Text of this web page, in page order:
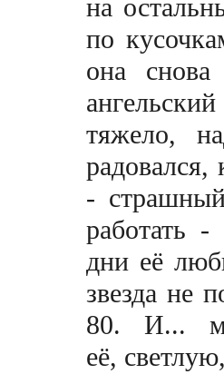
на
по
она
тяжело,
-
работать -
дни её
звезда не
80. И...
её,